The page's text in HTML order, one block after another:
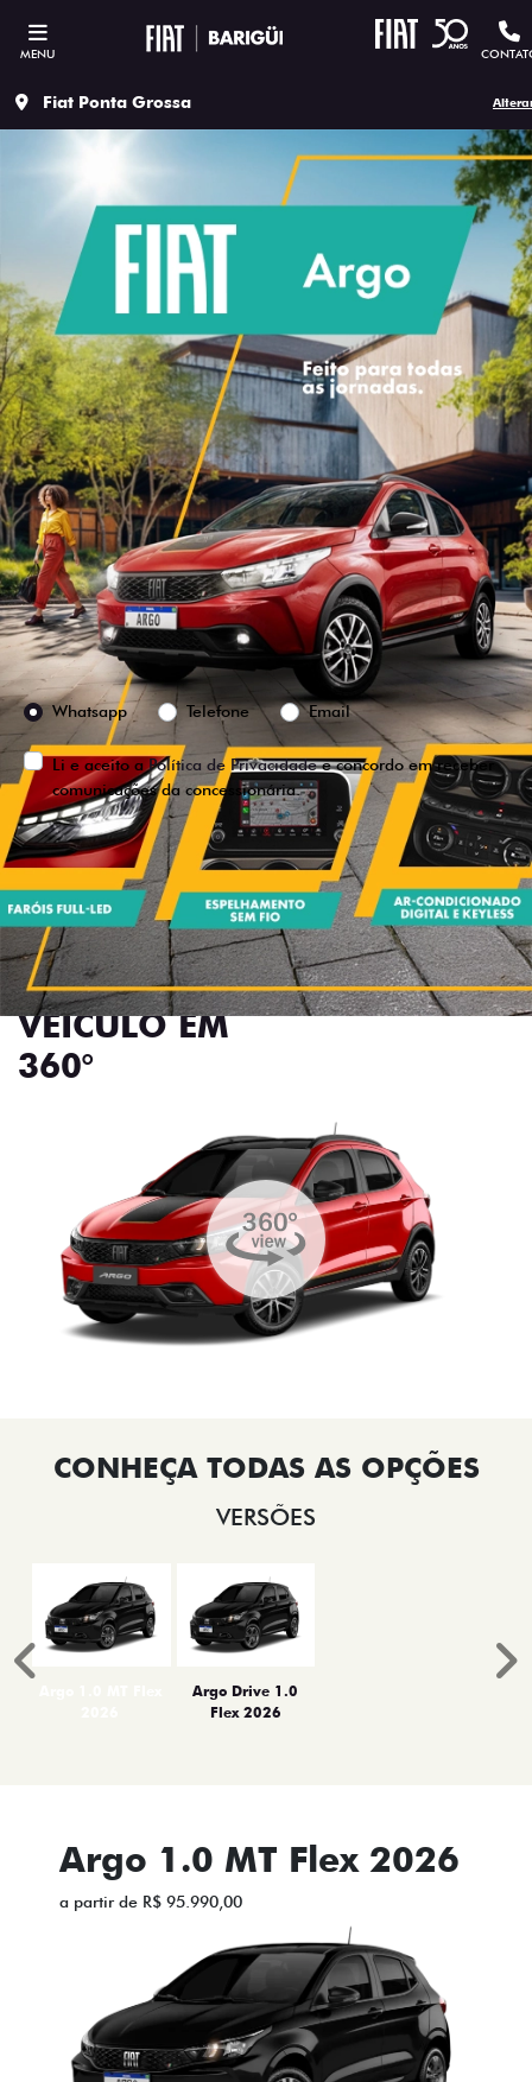
MENU
Fiat Ponta Grossa
ESTOU INTERESSADO
Versão escolhida
Preferência de contato:
Whatsapp
Telefone Email
Li e aceito aPolítica de Privacidadee concordo em receber
comunicações da concessionária.
ENTRAR EM CONTATO
VISUALIZE O
VEÍCULO EM
360°
VERSÕES
Argo Drive 1.0
Flex 2026
Anterior
Argo 1.0 MT Flex 2026
a partir de R$ 95.990,00